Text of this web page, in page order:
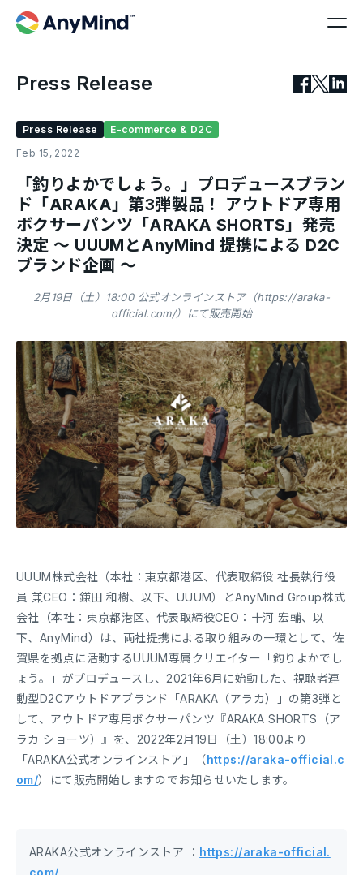
Press Release
Press Release
E-commerce & D2C
Feb 15, 2022
「釣りよかでしょう。」プロデュースブラン
ド「ARAKA」第3弾製品！ アウトドア専用
ボクサーパンツ「ARAKA SHORTS」発売
決定 〜 UUUMとAnyMind 提携による D2C
ブランド企画 〜
2月19日（土）18:00 公式オンラインストア（https://araka-
official.com/）にて販売開始
UUUM株式会社（本社：東京都港区、代表取締役 社長執行役
員 兼CEO：鎌田 和樹、以下、UUUM）とAnyMind Group株式
会社（本社：東京都港区、代表取締役CEO：十河 宏輔、以
下、AnyMind）は、両社提携による取り組みの一環として、佐
賀県を拠点に活動するUUUM専属クリエイター「釣りよかでし
ょう。」がプロデュースし、2021年6月に始動した、視聴者連
動型D2Cアウトドアブランド「ARAKA（アラカ）」の第3弾と
して、アウトドア専用ボクサーパンツ『ARAKA SHORTS（ア
ラカ ショーツ）』を、2022年2月19日（土）18:00より
「ARAKA公式オンラインストア」（https://araka-official.c
om/）にて販売開始しますのでお知らせいたします。
ARAKA公式オンラインストア ： https://araka-official.
com/